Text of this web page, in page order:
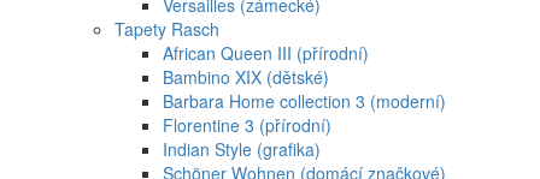
Versailles (zámecké)
Tapety Rasch
African Queen III (přírodní)
Bambino XIX (dětské)
Barbara Home collection 3 (moderní)
Florentine 3 (přírodní)
Indian Style (grafika)
Schöner Wohnen (domácí značkové)